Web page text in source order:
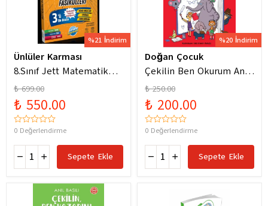
%21 İndirim
Ünlüler Karması
8.Sınıf Jett Matematik
Fasiküller Soru Bankası /
Kolektif / Ünlüler
Karması / 9786256529786
₺ 699.00
₺ 550.00
0 Değerlendirme
Sepete Ekle
%20 İndirim
Doğan Çocuk
Çekilin Ben Okurum Anıl
Basılı Eğlenceli
Hikayeler
₺ 250.00
₺ 200.00
0 Değerlendirme
Sepete Ekle